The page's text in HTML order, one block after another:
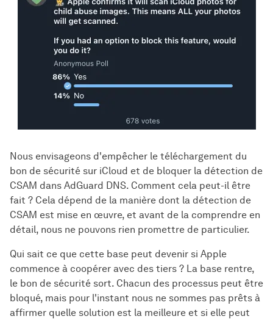
Nous envisageons d'empêcher le téléchargement du
bon de sécurité sur iCloud et de bloquer la détection de
CSAM dans AdGuard DNS. Comment cela peut-il être
fait ? Cela dépend de la manière dont la détection de
CSAM est mise en œuvre, et avant de la comprendre en
détail, nous ne pouvons rien promettre de particulier.
Qui sait ce que cette base peut devenir si Apple
commence à coopérer avec des tiers ? La base rentre,
le bon de sécurité sort. Chacun des processus peut être
bloqué, mais pour l'instant nous ne sommes pas prêts à
affirmer quelle solution est la meilleure et si elle peut